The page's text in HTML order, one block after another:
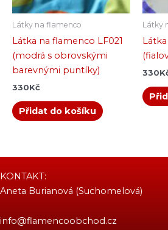
Látky na flamenco
Látka na flamenco LF021
(modrá s obrovskými
barevnými puntíky)
330Kč
Přidat do košíku
Látky
330
KONTAKT:
Aneta Burianová (Suchomelová)
info@flamencoobchod.cz